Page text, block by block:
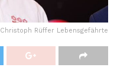
Christoph Rüffer Lebensgefährte